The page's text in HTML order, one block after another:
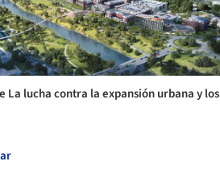
La lucha contra la expansión urbana y los